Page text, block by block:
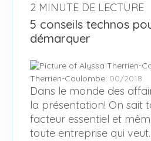
2 MINUTE DE LECTURE
5 conseils technos
démarquer
Therrien-Coulombe: 00/2018
Dans le monde des
la présentation! On sait
facteur essentiel et
toute entreprise qui